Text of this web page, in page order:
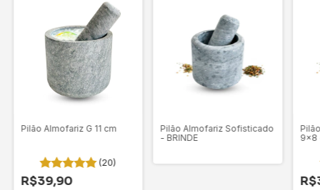
Pilão Almofariz G 11 cm
(20)
R$39,90
Pilão Almofariz Sofisticado
- BRINDE
9x8